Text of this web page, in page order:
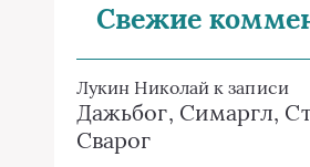
Свежие
Лукин Николай к записи
Дажьбог, Симаргл,
Сварог